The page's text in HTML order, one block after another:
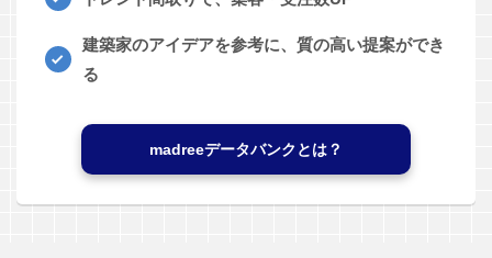
建築家のアイデアを参考に、質の高い提案ができ
る
madreeデータバンクとは？